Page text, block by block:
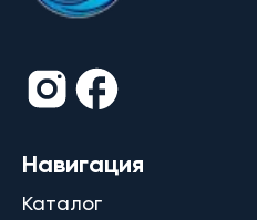
Навигация
Каталог